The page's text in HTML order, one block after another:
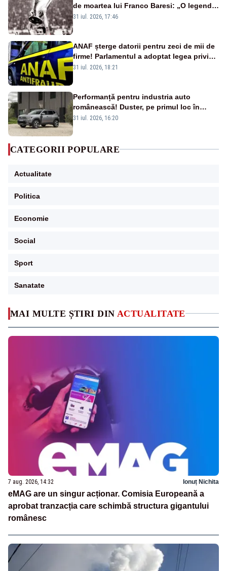
MAI MULTE ȘTIRI DIN ACTUALITATE
7 aug. 2026, 14:32 Ionuț Nichita
eMAG are un singur acționar. Comisia Europeană a
aprobat tranzacția care schimbă structura gigantului
românesc
de moartea lui Franco Baresi: „O legendă
a fotbalului mondial”
31 iul. 2026, 17:46
ANAF șterge datorii pentru zeci de mii de
firme! Parlamentul a adoptat legea privind
amnistia fiscală
31 iul. 2026, 18:21
Performanță pentru industria auto
românească! Duster, pe primul loc în
topul vânzărilor din Ucraina
31 iul. 2026, 16:20
CATEGORII POPULARE
Actualitate
Politica
Economie
Social
Sport
Sanatate